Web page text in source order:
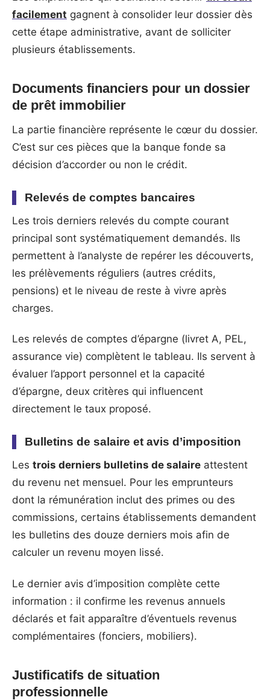
facilement gagnent à consolider leur dossier dès
cette étape administrative, avant de solliciter
plusieurs établissements.
Documents financiers pour un dossier
de prêt immobilier
La partie financière représente le cœur du dossier.
C’est sur ces pièces que la banque fonde sa
décision d’accorder ou non le crédit.
Relevés de comptes bancaires
Les trois derniers relevés du compte courant
principal sont systématiquement demandés. Ils
permettent à l’analyste de repérer les découverts,
les prélèvements réguliers (autres crédits,
pensions) et le niveau de reste à vivre après
charges.
Les relevés de comptes d’épargne (livret A, PEL,
assurance vie) complètent le tableau. Ils servent à
évaluer l’apport personnel et la capacité
d’épargne, deux critères qui influencent
directement le taux proposé.
Bulletins de salaire et avis d’imposition
Les trois derniers bulletins de salaire attestent
du revenu net mensuel. Pour les emprunteurs
dont la rémunération inclut des primes ou des
commissions, certains établissements demandent
les bulletins des douze derniers mois afin de
calculer un revenu moyen lissé.
Le dernier avis d’imposition complète cette
information : il confirme les revenus annuels
déclarés et fait apparaître d’éventuels revenus
complémentaires (fonciers, mobiliers).
Justificatifs de situation
professionnelle